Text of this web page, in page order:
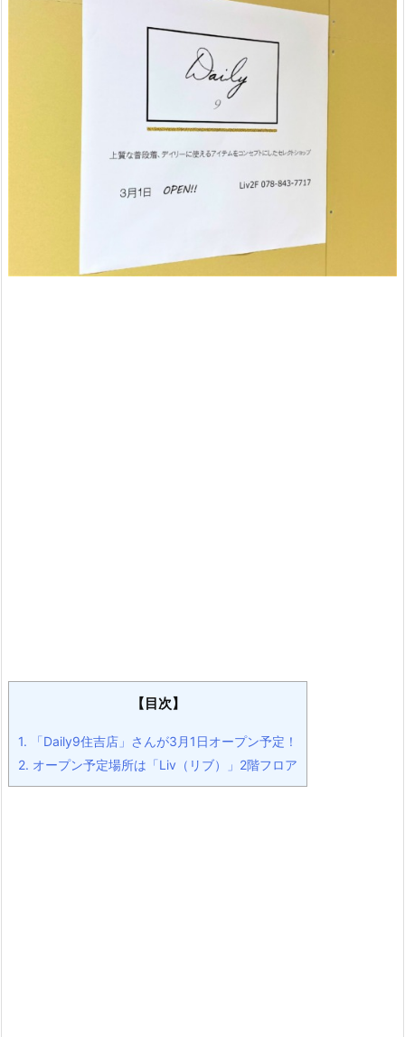
【目次】
1. 「Daily9住吉店」さんが3月1日オープン予定！
2. オープン予定場所は「Liv（リブ）」2階フロア